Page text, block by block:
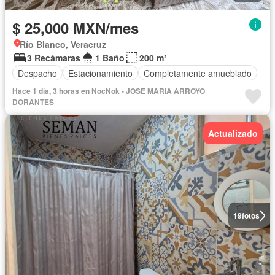
$ 25,000 MXN/mes
Río Blanco, Veracruz
3 Recámaras
1 Baño
200 m²
Despacho
Estacionamiento Completamente amueblado
Hace 1 día, 3 horas en NocNok - JOSE MARIA ARROYO
DORANTES
19fotos
Actualizado